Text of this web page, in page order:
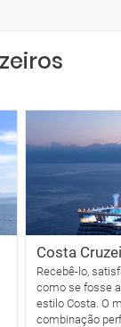
Costa
Recebê-lo,
como se fosse
estilo Costa. O
combinação